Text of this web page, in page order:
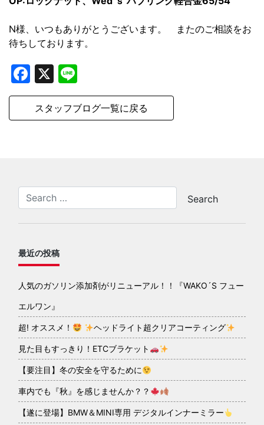
N様、いつもありがとうございます。 またのご相談をお
待ちしております。
Facebook
X
スタッフブログ一覧に戻る
最近の投稿
人気のガソリン添加剤がリニューアル！！『WAKO´S フュー
エルワン』
超! オススメ！ ヘッドライト超クリアコーティング
見た目もすっきり！ETCブラケット
【要注目】冬の安全を守るために
車内でも『秋』を感じませんか？？
【遂に登場】BMW＆MINI専用 デジタルインナーミラー